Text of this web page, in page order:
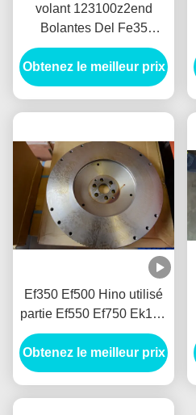
volant 123100z2end
Bolantes Del Fe35
Volantes Nissan des
pièces de moteur de
12310-0z2end Hino Ud40
Obtenez le meilleur prix
Ef350 Ef500 Hino utilisé
partie Ef550 Ef750 Ek100
El100 Em100 Ep100
Er100 Er200 F17e F17d
F17c
Obtenez le meilleur prix